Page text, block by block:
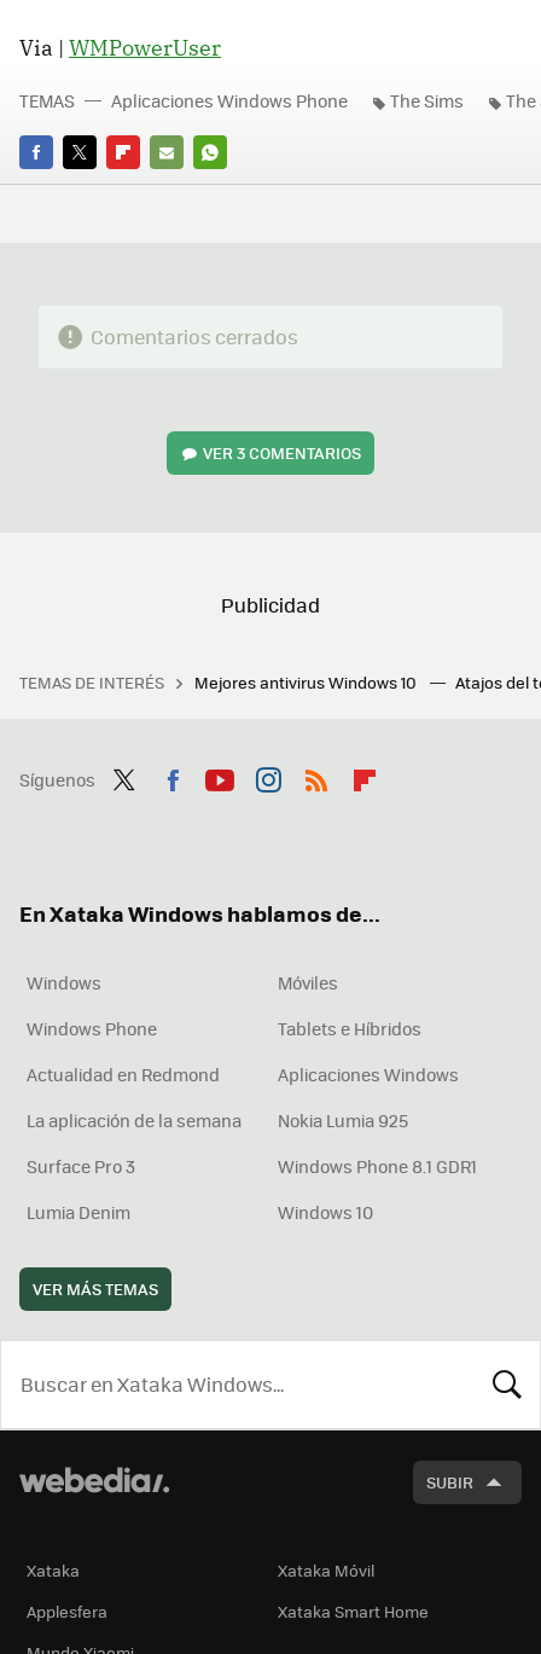
Via | WMPowerUser
FACEBOOK
TWITTERFLIPBOARD
E-
WHATSAPP
TEMAS Aplicaciones Windows Phone The Sims The
Comentarios cerrados
VER3 COMENTARIOS
TEMAS DE INTERÉS Mejores antivirus Windows 10 Atajos del
Síguenos
En Xataka Windows hablamos de...
Windows
Móviles
Windows Phone
Tablets e Híbridos
Actualidad en Redmond
Aplicaciones Windows
La aplicación de la semana
Nokia Lumia 925
Surface Pro 3
Windows Phone 8.1 GDR1
Lumia Denim
Windows 10
VER MÁS TEMAS
SUBIR
Xataka
Xataka Móvil
Applesfera
Xataka Smart Home